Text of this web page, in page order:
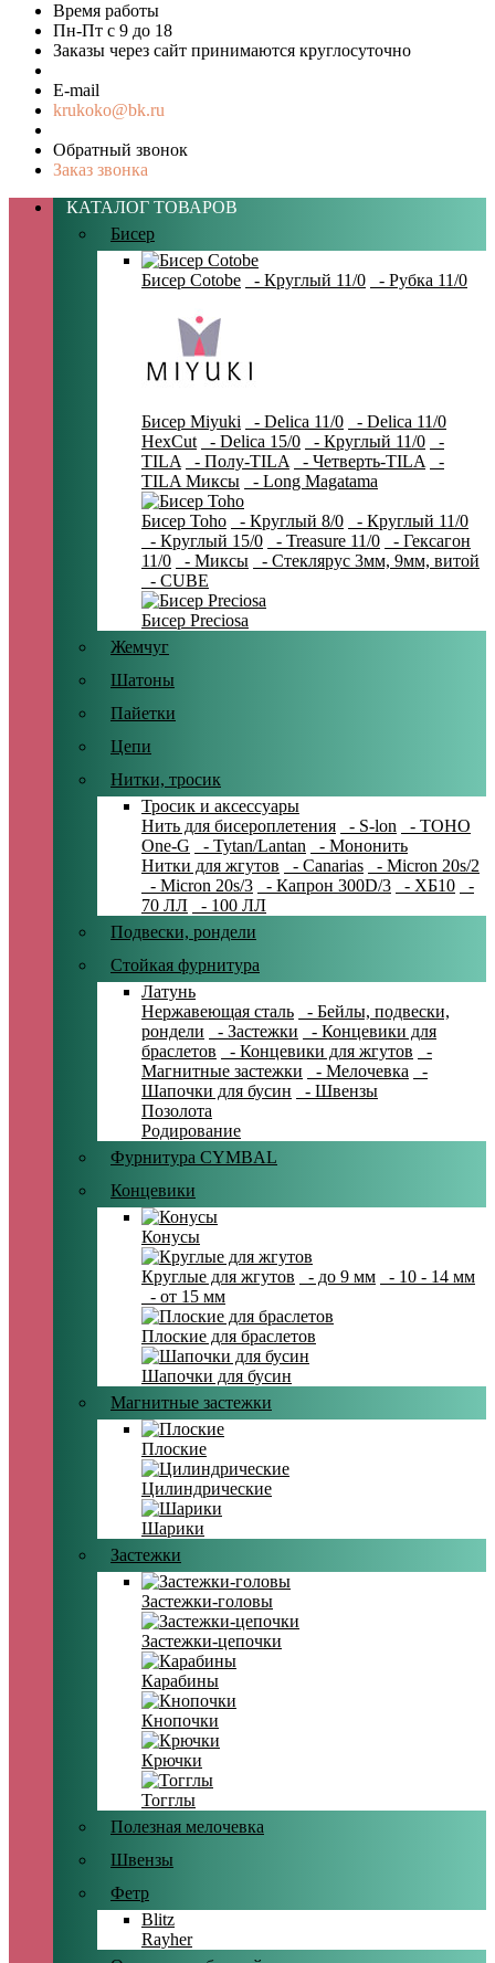
Время работы
Пн-Пт с 9 до 18
Заказы через сайт принимаются круглосуточно
E-mail
krukoko@bk.ru
Обратный звонок
Заказ звонка
КАТАЛОГ ТОВАРОВ
Бисер
Бисер Cotobe - Круглый 11/0 - Рубка 11/0
Бисер Miyuki - Delica 11/0
- Delica 11/0
HexCut
- Delica 15/0 - Круглый 11/0
-
TILA
- Полу-TILA - Четверть-TILA
-
TILA Миксы
- Long Magatama
Бисер Toho - Круглый 8/0
- Круглый 11/0
- Круглый 15/0
- Treasure 11/0
- Гексагон
11/0
- Миксы
- Стеклярус 3мм, 9мм, витой
- CUBE
Бисер Preciosa
Жемчуг
Шатоны
Пайетки
Цепи
Нитки, тросик
Тросик и аксессуары
Нить для бисероплетения
- S-lon
- TOHO
One-G
- Tytan/Lantan
- Мононить
Нитки для жгутов
- Canarias
- Micron 20s/2
- Micron 20s/3
- Капрон 300D/3 - ХБ10
-
70 ЛЛ
- 100 ЛЛ
Подвески, рондели
Стойкая фурнитура
Латунь
Нержавеющая сталь
- Бейлы, подвески,
рондели
- Застежки
- Концевики для
браслетов
- Концевики для жгутов
-
Магнитные застежки
- Мелочевка
-
Шапочки для бусин
- Швензы
Позолота
Родирование
Фурнитура CYMBAL
Концевики
Конусы
Круглые для жгутов - до 9 мм
- 10 - 14 мм
- от 15 мм
Плоские для браслетов
Шапочки для бусин
Магнитные застежки
Плоские
Цилиндрические
Шарики
Застежки
Застежки-головы
Застежки-цепочки
Карабины
Кнопочки
Крючки
Тогглы
Полезная мелочевка
Швензы
Фетр
Blitz
Rayher